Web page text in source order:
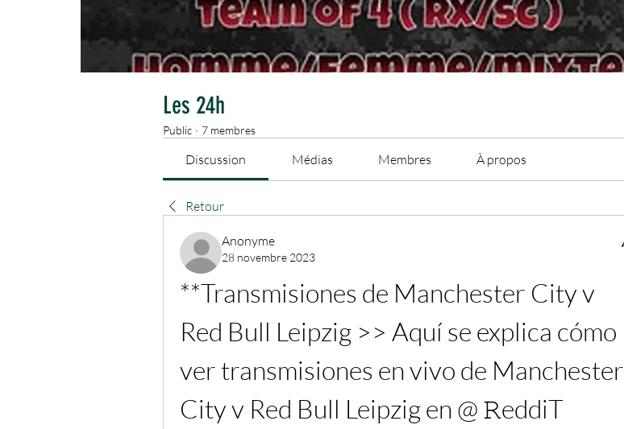
Les 24h
Public · 7 membres
Discussion Médias Membres À propos
Retour
Anonyme
28 novembre 2023
**Transmisiones de Manchester City v
Red Bull Leipzig >> Aquí se explica cómo
ver transmisiones en vivo de Manchester
City v Red Bull Leipzig en @ 𝚁eddiT